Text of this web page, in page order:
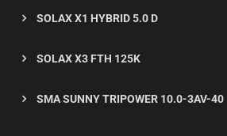
SOLAX X1 HYBRID 5.0 D
SOLAX X3 FTH 125K
SMA SUNNY TRIPOWER 10.0-3AV-40